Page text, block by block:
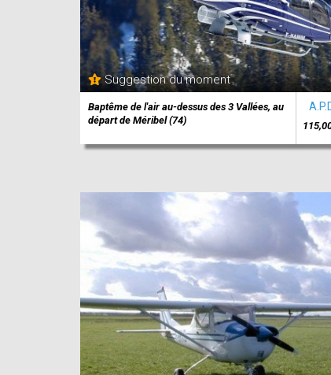
Suggestion du moment
Baptême de l'air au-dessus des 3 Vallées, au
départ de Méribel (74)